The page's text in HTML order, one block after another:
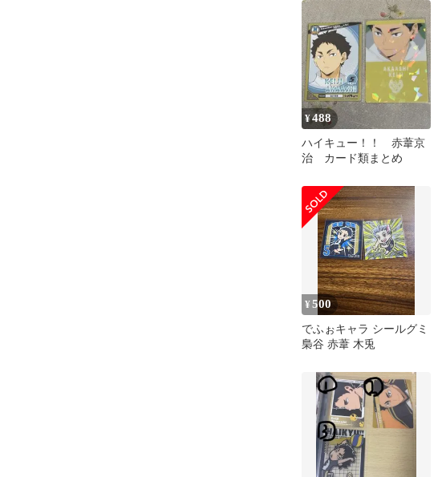
¥488
ハイキュー！！ 赤葦京
治 カード類まとめ
¥500
でふぉキャラ シールグミ
梟谷 赤葦 木兎